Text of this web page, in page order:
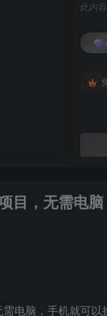
此内
目，无需电